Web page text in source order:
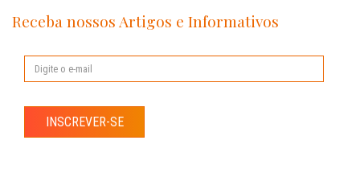
Receba nossos Artigos e Informativos
INSCREVER-SE